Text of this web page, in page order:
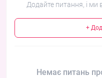
Додайте питання, і ми
+
Немає питань